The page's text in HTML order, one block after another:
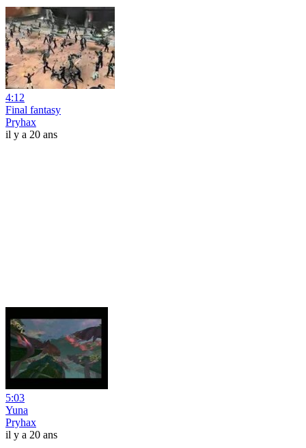
4:12
Final fantasy
Pryhax
il y a 20 ans
5:03
Yuna
Pryhax
il y a 20 ans